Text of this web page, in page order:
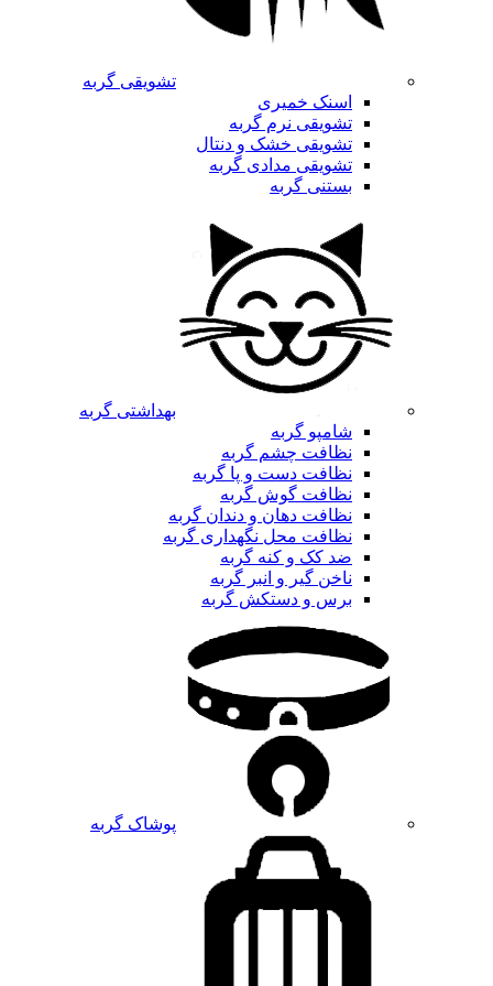
تشویقی گربه
اسنک خمیری
تشویقی نرم گربه
تشویقی خشک و دنتال
تشویقی مدادی گربه
بستنی گربه
بهداشتی گربه
شامپو گربه
نظافت چشم گربه
نظافت دست و پا گربه
نظافت گوش گربه
نظافت دهان و دندان گربه
نظافت محل نگهداری گربه
ضد کک و کنه گربه
ناخن گیر و انبر گربه
برس و دستکش گربه
پوشاک گربه